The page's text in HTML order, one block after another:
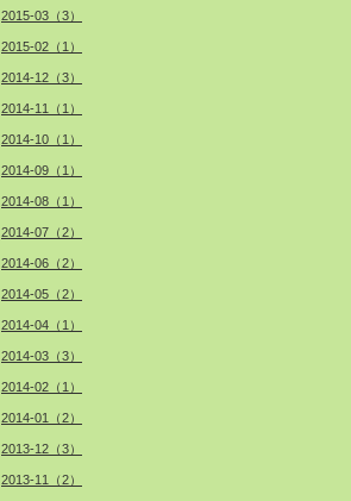
2015-03（3）
2015-02（1）
2014-12（3）
2014-11（1）
2014-10（1）
2014-09（1）
2014-08（1）
2014-07（2）
2014-06（2）
2014-05（2）
2014-04（1）
2014-03（3）
2014-02（1）
2014-01（2）
2013-12（3）
2013-11（2）